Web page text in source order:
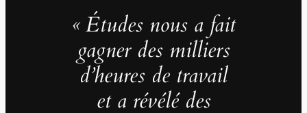
« Études nous a fait
gagner des milliers
d’heures de travail
et a révélé des